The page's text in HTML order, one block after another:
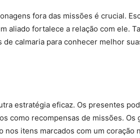
fora das missões é crucial.
aliado fortalece a relação com ele.
de calmaria para conhecer melhor
estratégia eficaz. Os presentes
como recompensas de missões.
nos itens marcados com um coração